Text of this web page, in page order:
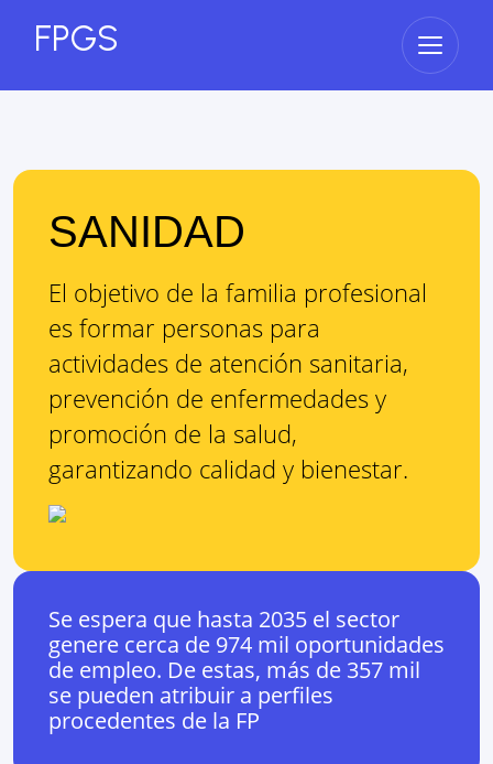
FPGS Abrir
SANIDAD
El objetivo de la familia profesional
es formar personas para
actividades de atención sanitaria,
prevención de enfermedades y
promoción de la salud,
garantizando calidad y bienestar.
Se espera que hasta 2035 el sector
genere cerca de 974 mil oportunidades
de empleo. De estas, más de 357 mil
se pueden atribuir a perfiles
procedentes de la FP